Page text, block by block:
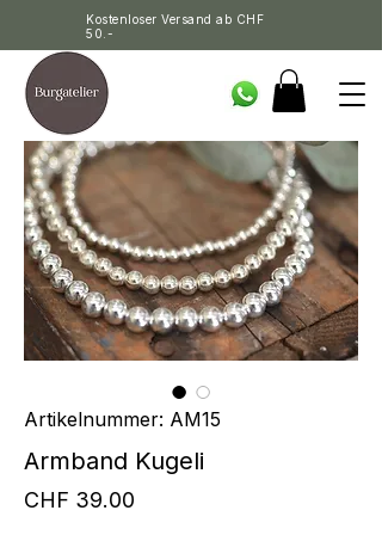
Kostenloser Versand ab CHF
50.-
Artikelnummer: AM15
Armband Kugeli
CHF 39.00